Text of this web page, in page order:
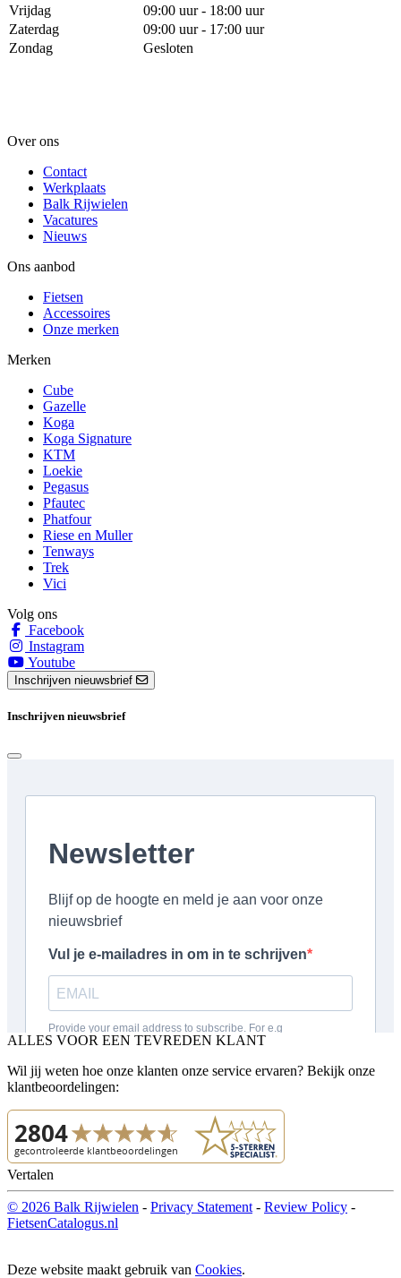
Vrijdag
09:00 uur - 18:00 uur
Zaterdag
09:00 uur - 17:00 uur
Zondag
Gesloten
Over ons
Contact
Werkplaats
Balk Rijwielen
Vacatures
Nieuws
Ons aanbod
Fietsen
Accessoires
Onze merken
Merken
Cube
Gazelle
Koga
Koga Signature
KTM
Loekie
Pegasus
Pfautec
Phatfour
Riese en Muller
Tenways
Trek
Vici
Volg ons
Facebook
Instagram
Youtube
Inschrijven nieuwsbrief
Inschrijven nieuwsbrief
ALLES VOOR EEN TEVREDEN KLANT
Wil jij weten hoe onze klanten onze service ervaren? Bekijk onze
klantbeoordelingen:
Vertalen
© 2026 Balk Rijwielen - Privacy Statement - Review Policy -
FietsenCatalogus.nl
Deze website maakt gebruik van Cookies.